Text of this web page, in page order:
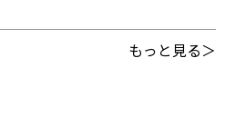
もっと見る＞